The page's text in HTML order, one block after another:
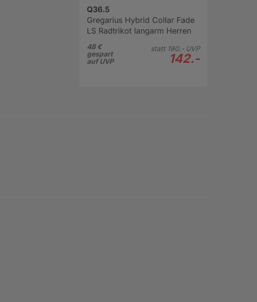
Q36.5
Gregarius Hybrid Collar Fade
LS Radtrikot langarm Herren
48 €
gespart
auf UVP
statt 190.-UVP
142.-